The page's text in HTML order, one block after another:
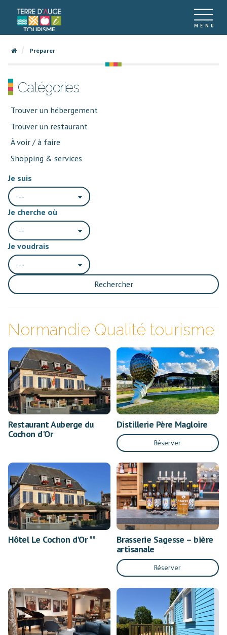
Préparer
Catégories
Trouver un hébergement
Trouver un restaurant
À voir / à faire
Shopping & services
Je suis
--
Je cherche où
--
Je voudrais
--
Rechercher
Normandie Qualité tourisme
Restaurant Auberge du
Cochon d'Or
Distillerie Père Magloire
Réserver
Hôtel Le Cochon d'Or **
Brasserie Sagesse – bière
artisanale
Réserver